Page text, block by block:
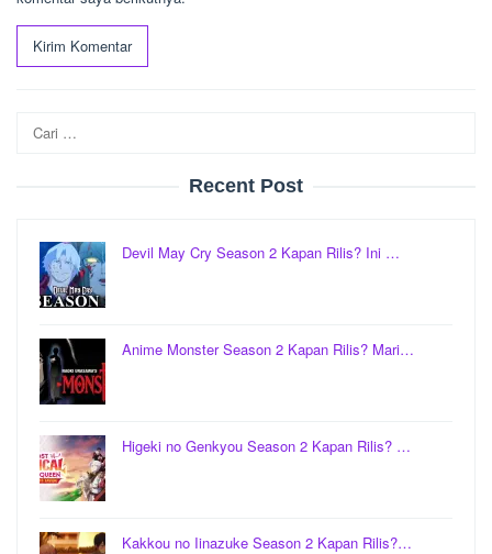
Cari
untuk:
Recent Post
Devil May Cry Season 2 Kapan Rilis? Ini …
Anime Monster Season 2 Kapan Rilis? Mari…
Higeki no Genkyou Season 2 Kapan Rilis? …
Kakkou no Iinazuke Season 2 Kapan Rilis?…